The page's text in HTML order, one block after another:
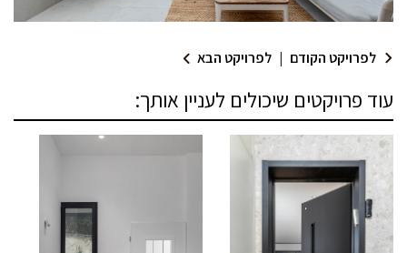
לפרויקט הקודם | לפרויקט הבא
עוד פרויקטים שיכולים לעניין אותך: